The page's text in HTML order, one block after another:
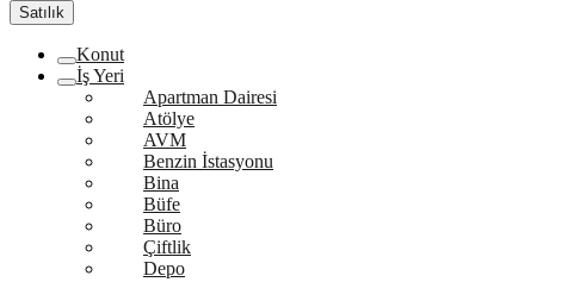
Satılık
Konut
İş Yeri
Apartman Dairesi
Atölye
AVM
Benzin İstasyonu
Bina
Büfe
Büro
Çiftlik
Depo